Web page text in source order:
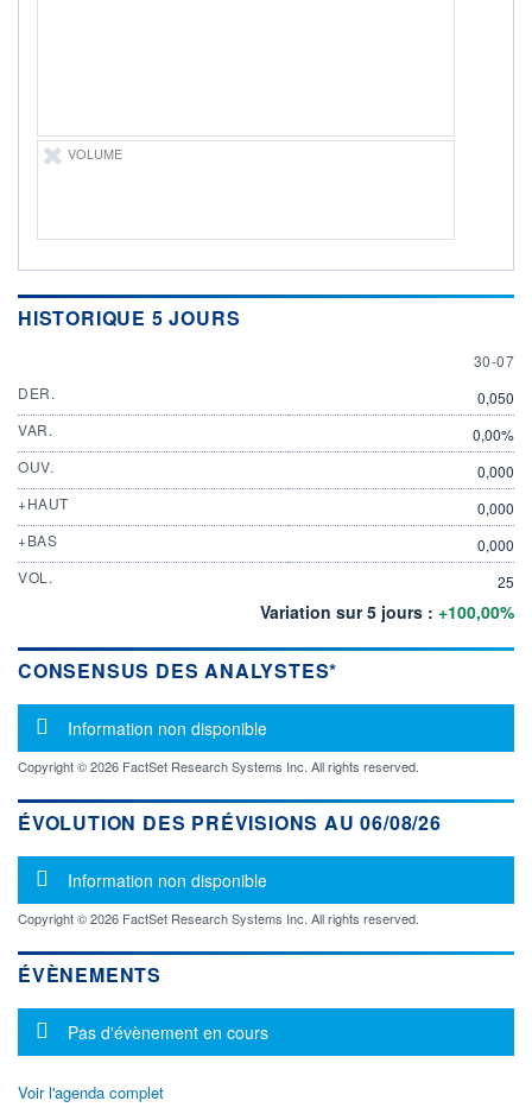
VOLUME
HISTORIQUE 5 JOURS
30 JULY
30-07
DER.
0,050
VAR.
0,00%
OUV.
0,000
+HAUT
0,000
+BAS
0,000
VOL.
25
Variation sur 5 jours : +100,00%
CONSENSUS DES ANALYSTES*
Message d'information
Information non disponible
Copyright © 2026 FactSet Research Systems Inc. All rights reserved.
ÉVOLUTION DES PRÉVISIONS AU 06/08/26
Message d'information
Information non disponible
Copyright © 2026 FactSet Research Systems Inc. All rights reserved.
ÉVÈNEMENTS
Message d'information
Pas d'évènement en cours
Voir l'agenda complet